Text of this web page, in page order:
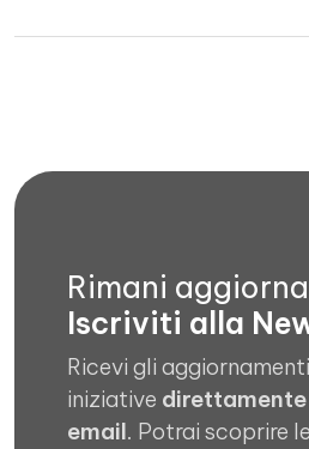
Rimani
Iscriviti alla
Ricevi gli
iniziative
email. Potrai scoprire le